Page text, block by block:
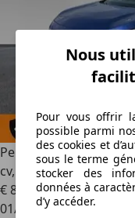
Peugeot 3008II 1.6
€ 8 990
01/2018
Nous
Pour vous offrir
possible parmi
des cookies et
sous le terme
stocker des
données à
d’y accéder.